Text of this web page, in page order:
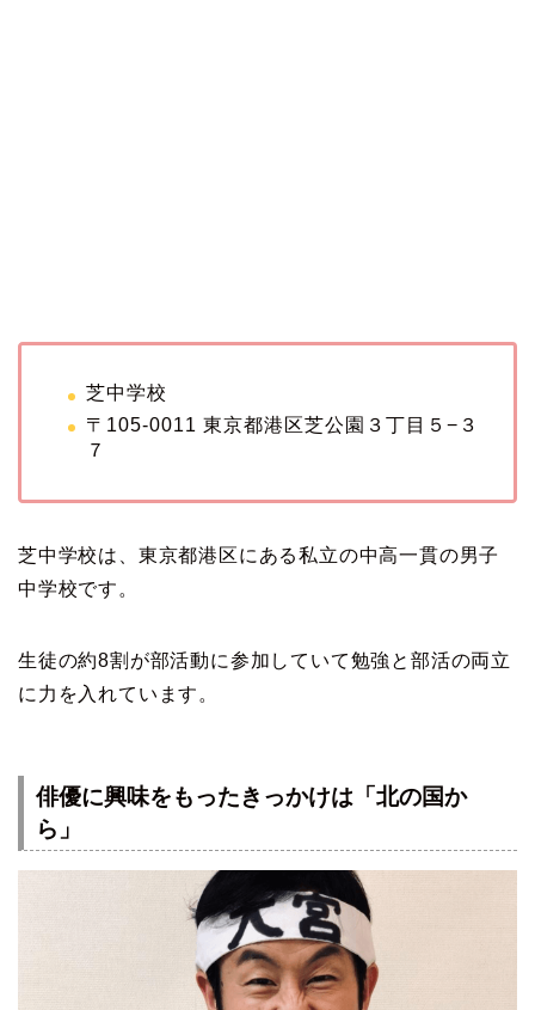
芝中学校
〒105-0011 東京都港区芝公園３丁目５−３
７
芝中学校は、東京都港区にある私立の中高一貫の男子
中学校です。
生徒の約8割が部活動に参加していて勉強と部活の両立
に力を入れています。
俳優に興味をもったきっかけは「北の国か
ら」